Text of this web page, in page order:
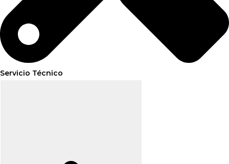
Servicio Técnico